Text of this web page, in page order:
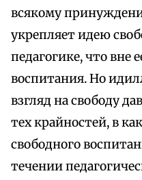
всякому
укрепляет идею
педагогике, что вне
воспитания. Но
взгляд на свободу
тех крайностей, в
свободного
течении